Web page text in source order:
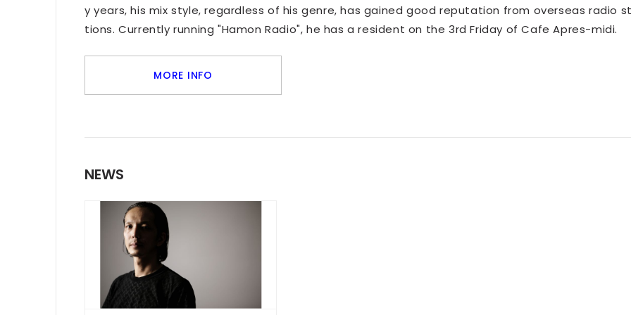
y years, his mix style, regardless of his genre, has gained good reputation from overseas radio
tions. Currently running "Hamon Radio", he has a resident on the 3rd Friday of Cafe Apres-midi.
MORE INFO
NEWS